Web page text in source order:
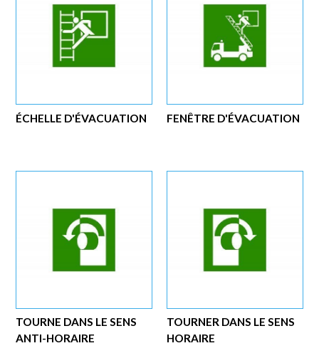
FENÊTRE D'ÉVACUATION
ÉCHELLE D'ÉVACUATION
TOURNER DANS LE SENS
HORAIRE
TOURNE DANS LE SENS
ANTI-HORAIRE